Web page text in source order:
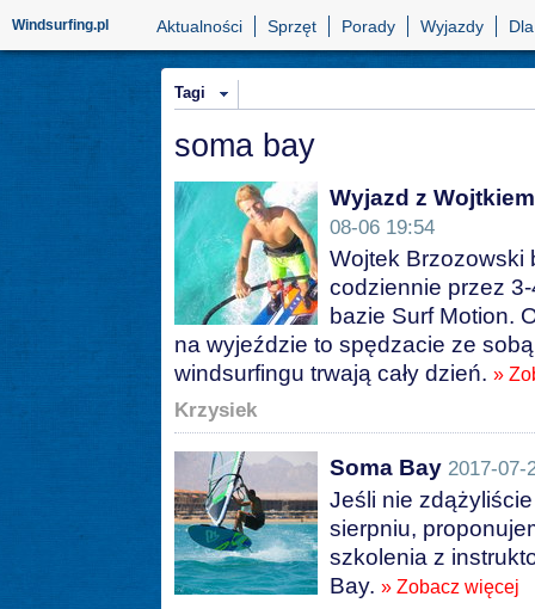
Windsurfing.pl Aktualności Sprzęt Porady Wyjazdy
Tagi
soma bay
Wyjazd z
08-06 19:54
Wojtek Brzozowski
codziennie przez
bazie Surf Motion.
na wyjeździe to spędzacie ze
windsurfingu trwają cały dzień. »
Krzysiek
Soma Bay 2017-07-
Jeśli nie
sierpniu,
szkolenia z
Bay. » Zobacz więcej